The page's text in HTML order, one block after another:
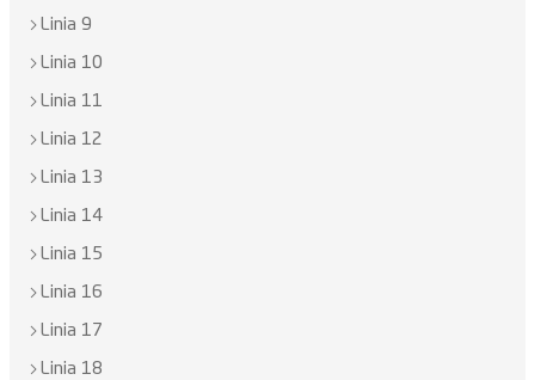
Linia 9
Linia 10
Linia 11
Linia 12
Linia 13
Linia 14
Linia 15
Linia 16
Linia 17
Linia 18